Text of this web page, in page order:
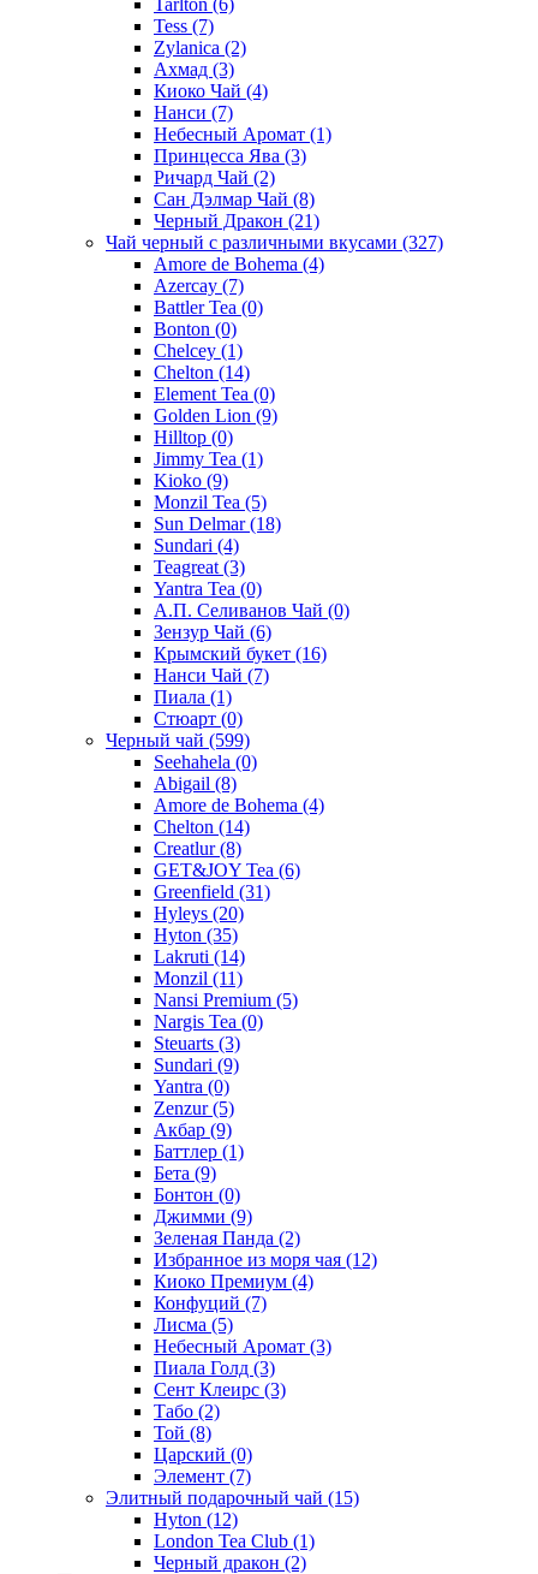
Tess (7)
Zylanica (2)
Ахмад (3)
Киоко Чай (4)
Нанси (7)
Небесный Аромат (1)
Принцесса Ява (3)
Ричард Чай (2)
Сан Дэлмар Чай (8)
Черный Дракон (21)
Чай черный с различными вкусами (327)
Amore de Bohema (4)
Azercay (7)
Battler Tea (0)
Bonton (0)
Chelcey (1)
Chelton (14)
Element Tea (0)
Golden Lion (9)
Hilltop (0)
Jimmy Tea (1)
Kioko (9)
Monzil Tea (5)
Sun Delmar(18)
Sundari (4)
Teagreat (3)
Yantra Tea (0)
А.П. Селиванов Чай (0)
Зензур Чай (6)
Крымский букет (16)
Нанси Чай (7)
Пиала (1)
Стюарт (0)
Черный чай (599)
Seehahela (0)
Abigail (8)
Amore de Bohema (4)
Chelton (14)
Creatlur(8)
GET&JOY Tea (6)
Greenfield (31)
Hyleys (20)
Hyton (35)
Lakruti (14)
Monzil (11)
Nansi Premium (5)
Nargis Tea (0)
Steuarts (3)
Sundari (9)
Yantra (0)
Zenzur(5)
Акбар (9)
Баттлер (1)
Бета (9)
Бонтон (0)
Джимми (9)
Зеленая Панда (2)
Избранное из моря чая (12)
Киоко Премиум (4)
Конфуций (7)
Лисма (5)
Небесный Аромат (3)
Пиала Голд (3)
Сент Клеирс (3)
Табо (2)
Той (8)
Царский (0)
Элемент (7)
Элитный подарочный чай (15)
Hyton (12)
London Tea Club (1)
Черный дракон (2)